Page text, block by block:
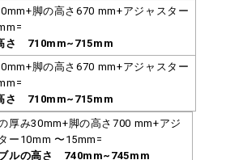
脚の高さ670 mm+アジャスター
さ 710mm~715mm
脚の高さ670 mm+アジャスター
さ 710mm~715mm
厚み30mm+脚の高さ700 mm+アジ
ー10mm 〜15mm=
ルの高さ 740mm~745mm